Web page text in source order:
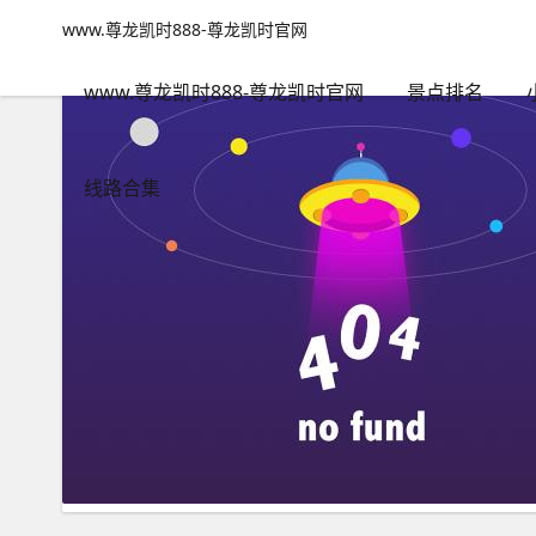
www.尊龙凯时888-尊龙凯时官网
www.尊龙凯时888-尊龙凯时官网 景点排名
线路合集
www.尊龙凯时888-尊龙凯时官网